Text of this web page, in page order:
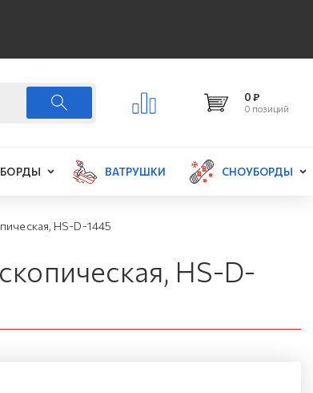
0 ₽
0 позиций
ВАТРУШКИ СНОУБОРДЫ
HS-D-1445
HS-D-